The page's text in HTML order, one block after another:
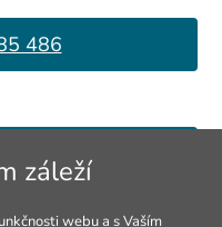
486
záleží
webu a s Vaším